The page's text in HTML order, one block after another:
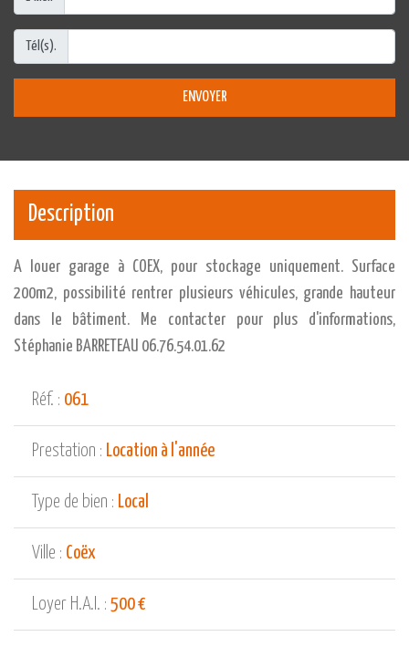
Tél(s).
ENVOYER
Description
A louer garage à COEX, pour stockage uniquement. Surface
200m2, possibilité rentrer plusieurs véhicules, grande hauteur
dans le bâtiment. Me contacter pour plus d'informations,
Stéphanie BARRETEAU 06.76.54.01.62
Réf. : 061
Prestation : Location à l'année
Type de bien : Local
Ville : Coëx
Loyer H.A.I. : 500 €